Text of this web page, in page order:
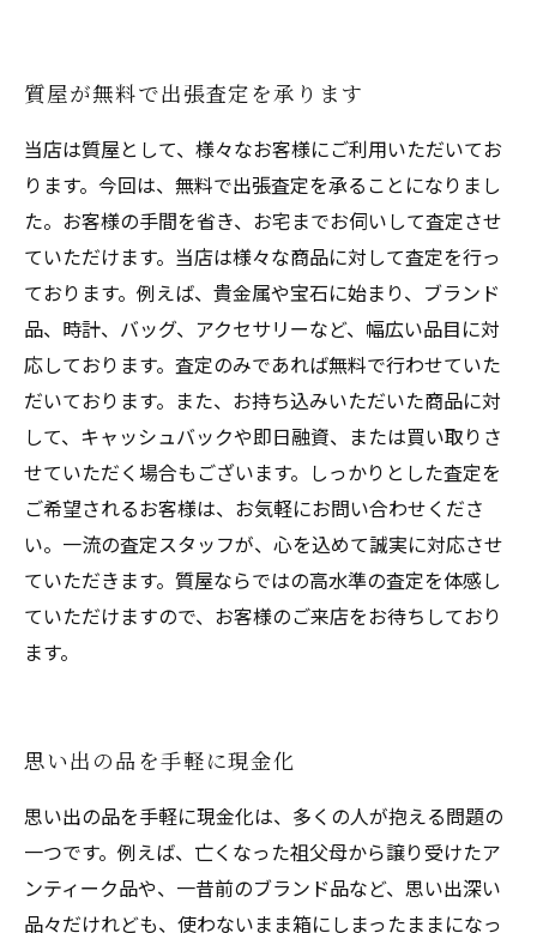
質屋が無料で出張査定を承ります
当店は質屋として、様々なお客様にご利用いただいてお
ります。今回は、無料で出張査定を承ることになりまし
た。お客様の手間を省き、お宅までお伺いして査定させ
ていただけます。当店は様々な商品に対して査定を行っ
ております。例えば、貴金属や宝石に始まり、ブランド
品、時計、バッグ、アクセサリーなど、幅広い品目に対
応しております。査定のみであれば無料で行わせていた
だいております。また、お持ち込みいただいた商品に対
して、キャッシュバックや即日融資、または買い取りさ
せていただく場合もございます。しっかりとした査定を
ご希望されるお客様は、お気軽にお問い合わせくださ
い。一流の査定スタッフが、心を込めて誠実に対応させ
ていただきます。質屋ならではの高水準の査定を体感し
ていただけますので、お客様のご来店をお待ちしており
ます。
思い出の品を手軽に現金化
思い出の品を手軽に現金化は、多くの人が抱える問題の
一つです。例えば、亡くなった祖父母から譲り受けたア
ンティーク品や、一昔前のブランド品など、思い出深い
品々だけれども、使わないまま箱にしまったままになっ